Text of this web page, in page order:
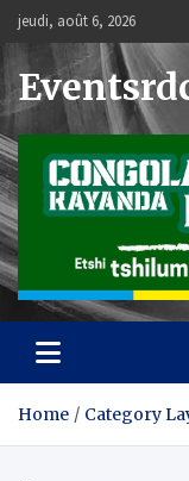
Skip
content
jeudi, août 6, 2026
Home Category